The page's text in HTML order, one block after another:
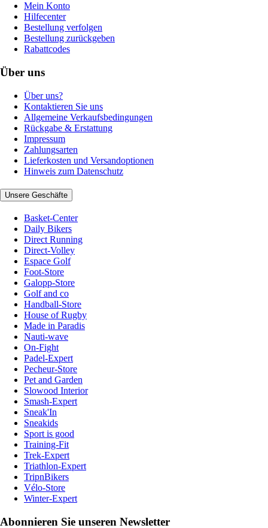
Mein Konto
Hilfecenter
Bestellung verfolgen
Bestellung zurückgeben
Rabattcodes
Über uns
Über uns?
Kontaktieren Sie uns
Allgemeine Verkaufsbedingungen
Rückgabe & Erstattung
Impressum
Zahlungsarten
Lieferkosten und Versandoptionen
Hinweis zum Datenschutz
Unsere Geschäfte
Basket-Center
Daily Bikers
Direct Running
Direct-Volley
Espace Golf
Foot-Store
Galopp-Store
Golf and co
Handball-Store
House of Rugby
Made in Paradis
Nauti-wave
On-Fight
Padel-Expert
Pecheur-Store
Pet and Garden
Slowood Interior
Smash-Expert
Sneak'In
Sneakids
Sport is good
Training-Fit
Trek-Expert
Triathlon-Expert
TripnBikers
Vélo-Store
Winter-Expert
Abonnieren Sie unseren Newsletter